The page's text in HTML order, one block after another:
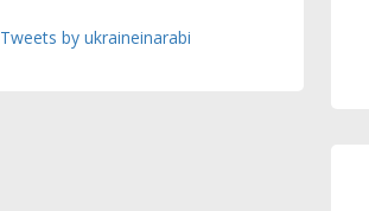
Tweets by ukraineinarabi